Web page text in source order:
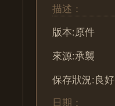
描述：
版本:原件
來源:承襲
保存狀況:良好
日期：